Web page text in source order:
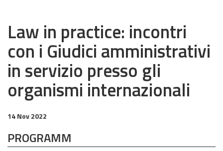
Law in practice: incontri
con i Giudici amministrativi
in servizio presso gli
organismi internazionali
14 Nov 2022
PROGRAMM